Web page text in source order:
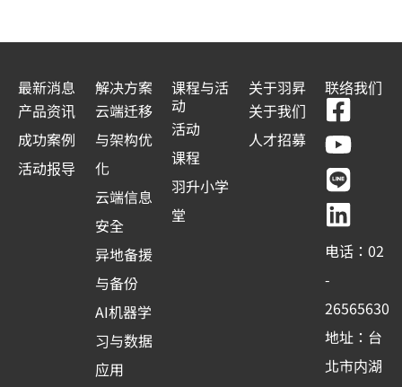
最新消息
产品资讯
成功案例
活动报导
解决方案
云端迁移
与架构优
化
云端信息
安全
异地备援
与备份
AI机器学
习与数据
应用
课程与活
动
活动
课程
羽升小学
堂
关于羽昇
关于我们
人才招募
联络我们
F
a
c
e
b
o
o
k
-
s
q
Y
o
u
t
u
b
e
L
i
n
e
L
i
n
k
e
d
i
n
电话：02
-
26565630
地址：台
北市内湖